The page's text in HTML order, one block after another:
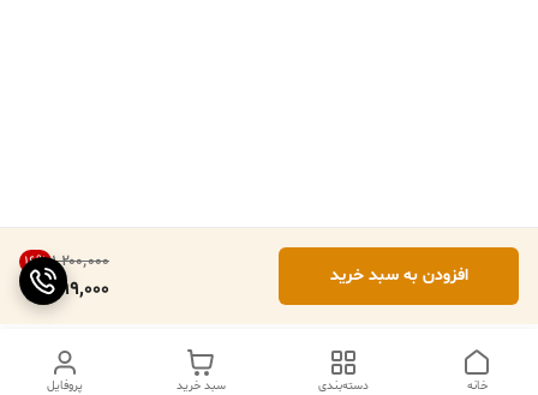
۱٬۲۰۰٬۰۰۰ 16%
999,000
افزودن به سبد خرید
پروفایل سبد خرید دسته‌بندی خانه